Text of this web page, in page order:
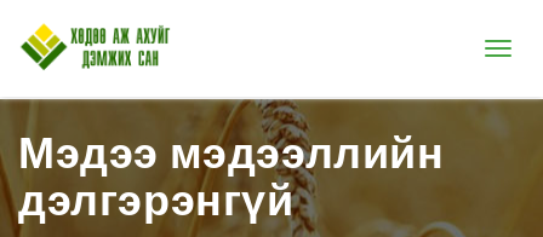
Цэс
Мэдээ мэдээллийн
дэлгэрэнгүй